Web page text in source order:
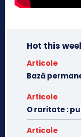
Hot this
Articole
Bază
Articole
O raritate :
Articole